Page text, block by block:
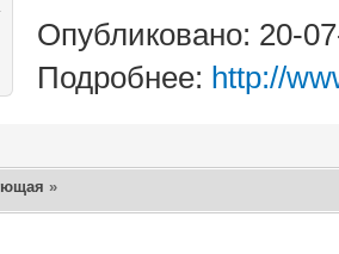
Опубликовано: 20-
Подробнее: http://
»